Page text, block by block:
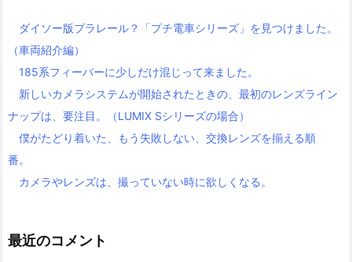
ダイソー版プラレール？「プチ電車シリーズ」を見つけました。
（車両紹介編）
185系フィーバーに少しだけ混じって来ました。
新しいカメラシステムが開始されたときの、最初のレンズライン
ナップは、要注目。（LUMIX Sシリーズの場合）
僕がたどり着いた、もう失敗しない、交換レンズを揃える順
番。
カメラやレンズは、撮っていない時に欲しくなる。
最近のコメント